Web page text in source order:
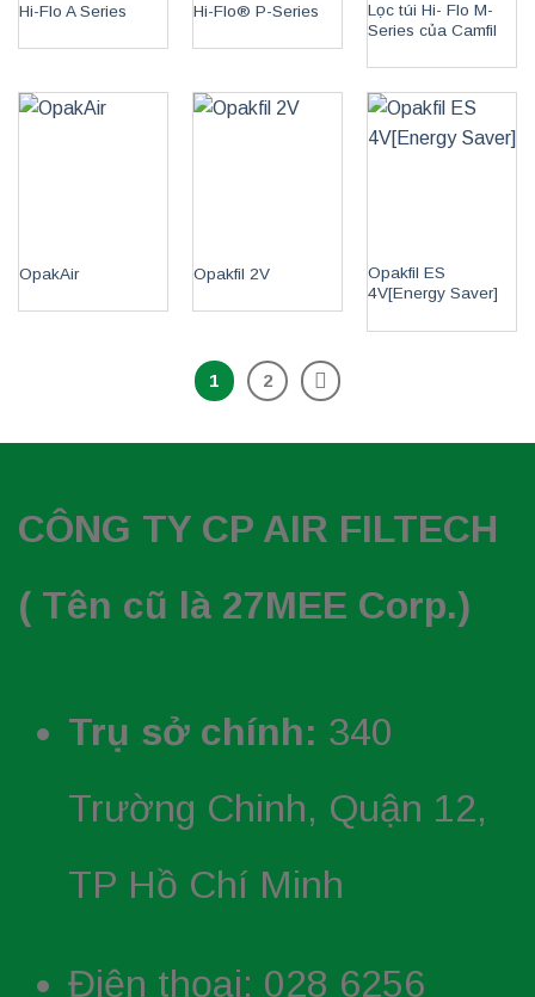
Hi-Flo A Series Hi-Flo® P-Series
Lọc túi Hi- Flo M-
Series của Camfil
OpakAir Opakfil 2V
Opakfil ES
4V[Energy Saver]
1 2
CÔNG TY CP AIR FILTECH
( Tên cũ là 27MEE Corp.)
Trụ sở chính: 340
Trường Chinh, Quận 12,
TP Hồ Chí Minh
Điện thọai: 028 6256